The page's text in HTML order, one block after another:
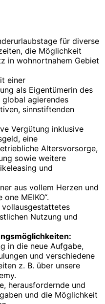
für diverse
die Möglichkeit
in wohnortnahem Gebiet
einer
als Eigentümerin des
global agierendes
sinnstiftenden
Vergütung inklusive
eine
Altersvorsorge,
sowie weitere
und
aus vollem Herzen und
MEIKO“.
vollausgestattetes
Nutzung und
in die neue Aufgabe,
und verschiedene
z. B. über unsere
herausfordernde und
und die Möglichkeit